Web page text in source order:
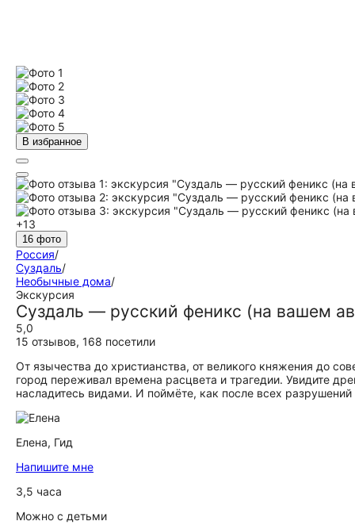
В избранное
+13
16 фото
Россия/
Суздаль/
Необычные дома/
Экскурсия
Суздаль — русский феникс (на вашем
5,0
15 отзывов, 168 посетили
От язычества до христианства, от великого княжения до
город переживал времена расцвета и трагедии. Увидите
насладитесь видами. И поймёте, как после всех
Елена, Гид
Напишите мне
3,5 часа
Можно с детьми